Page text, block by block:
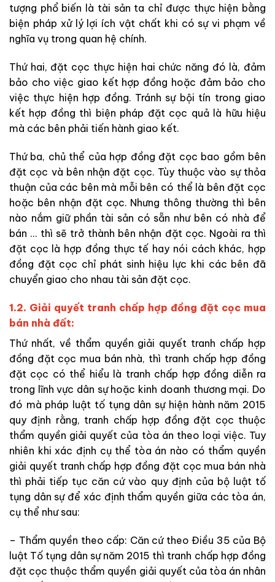
tượng phổ biến là tài sản ta chỉ được thực hiện bằng
biện pháp xử lý lợi ích vật chất khi có sự vi phạm về
nghĩa vụ trong quan hệ chính.
Thứ hai, đặt cọc thực hiện hai chức năng đó là, đảm
bảo cho việc giao kết hợp đồng hoặc đảm bảo cho
việc thực hiện hợp đồng. Tránh sự bội tín trong giao
kết hợp đồng thì biện pháp đặt cọc quả là hữu hiệu
mà các bên phải tiến hành giao kết.
Thứ ba, chủ thể của hợp đồng đặt cọc bao gồm bên
đặt cọc và bên nhận đặt cọc. Tùy thuộc vào sự thỏa
thuận của các bên mà mỗi bên có thể là bên đặt cọc
hoặc bên nhận đặt cọc. Nhưng thông thường thì bên
nào nắm giữ phần tài sản có sẵn như bên có nhà để
bán … thì sẽ trở thành bên nhận đặt cọc. Ngoài ra thì
đặt cọc là hợp đồng thực tế hay nói cách khác, hợp
đồng đặt cọc chỉ phát sinh hiệu lực khi các bên đã
chuyển giao cho nhau tài sản đặt cọc.
1.2. Giải quyết tranh chấp hợp đồng đặt cọc mua
bán nhà đất:
Thứ nhất, về thẩm quyền giải quyết tranh chấp hợp
đồng đặt cọc mua bán nhà, thì tranh chấp hợp đồng
đặt cọc có thể hiểu là tranh chấp hợp đồng diễn ra
trong lĩnh vực dân sự hoặc kinh doanh thương mại. Do
đó mà pháp luật tố tụng dân sự hiện hành năm 2015
quy định rằng, tranh chấp hợp đồng đặt cọc thuộc
thẩm quyền giải quyết của tòa án theo loại việc. Tuy
nhiên khi xác định cụ thể tòa án nào có thẩm quyền
giải quyết tranh chấp hợp đồng đặt cọc mua bán nhà
thì phải tiếp tục căn cứ vào quy định của bộ luật tố
tụng dân sự để xác định thẩm quyền giữa các tòa án,
cụ thể như sau:
– Thẩm quyền theo cấp: Căn cứ theo Điều 35 của Bộ
luật Tố tụng dân sự năm 2015 thì tranh chấp hợp đồng
đặt cọc thuộc thẩm quyền giải quyết của tòa án nhân